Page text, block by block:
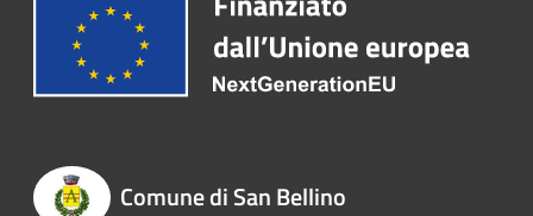
Comune di San Bellino